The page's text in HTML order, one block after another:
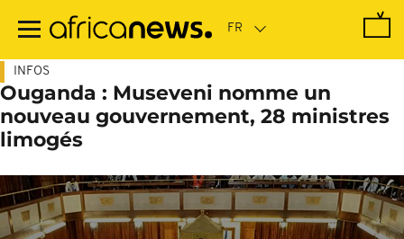
contenu
INFOS
Ouganda : Museveni nomme un
nouveau gouvernement, 28 ministres
limogés